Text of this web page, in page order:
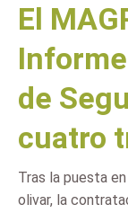
El
de
cuatro
Tras la puesta
olivar, la